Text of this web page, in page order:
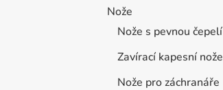
Nože
Nože s pevnou čepelí
Zavírací kapesní nože
Nože pro záchranáře